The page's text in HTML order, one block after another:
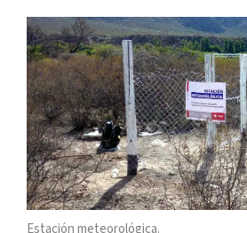
Estación meteorológica.